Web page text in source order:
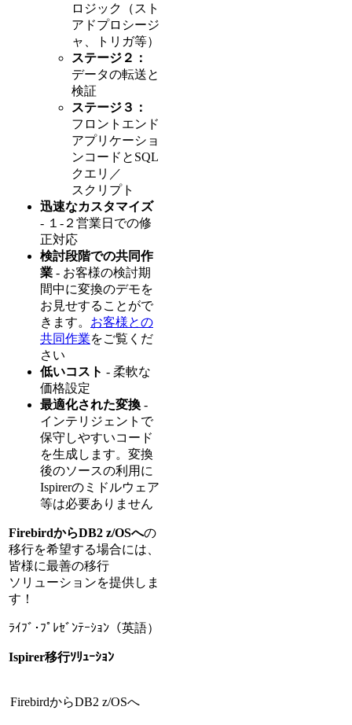
ロジック（スト
アドプロシージ
ャ、トリガ等）
ステージ２：
データの転送と
検証
ステージ３：
フロントエンド
アプリケーショ
ンコードとSQL
クエリ／
スクリプト
迅速なカスタマイズ
- １-２営業日での修
正対応
検討段階での共同作
業 - お客様の検討期
間中に変換のデモを
お見せすることがで
きます。 お客様との
共同作業をご覧くだ
さい
低いコスト - 柔軟な
価格設定
最適化された変換 -
インテリジェントで
保守しやすいコード
を生成します。変換
後のソースの利用に
Ispirerのミドルウェア
等は必要ありません
FirebirdからDB2 z/OSへの
移行を希望する場合には、
皆様に最善の移行
ソリューションを提供しま
す！
ﾗｲﾌﾞ･ﾌﾟﾚｾﾞﾝﾃｰｼｮﾝ（英語）
Ispirer移行ｿﾘｭｰｼｮﾝ
FirebirdからDB2 z/OSへ